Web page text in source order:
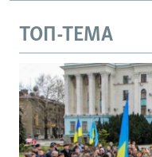
ТОП-ТЕМА